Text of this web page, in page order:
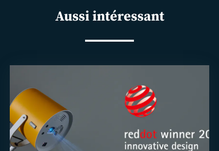
Aussi intéressant
savoir
plus